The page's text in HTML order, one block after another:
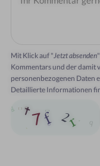
Mit Klick auf "Jetzt absenden
Kommentars und der damit
personenbezogenen Daten
Detaillierte Informationen